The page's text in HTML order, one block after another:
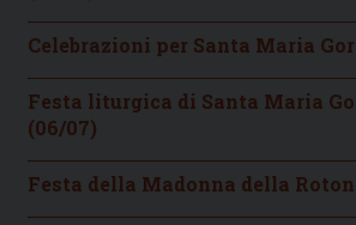
Celebrazioni per Santa Maria
Festa liturgica di Santa Maria
(06/07)
Festa della Madonna della